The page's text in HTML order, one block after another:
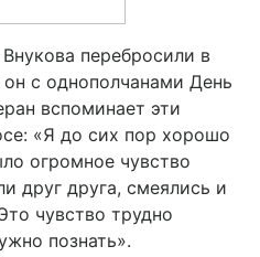
перебросили в
с однополчанами День
вспоминает эти
«Я до сих пор хорошо
огромное чувство
друг друга, смеялись и
чувство трудно
познать».